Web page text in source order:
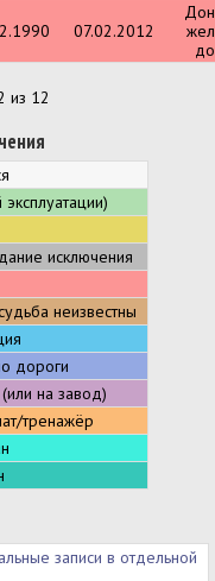
07.02.2012
из 12
исключения
неизвестны
дороги
на завод)
тренажёр
записи в отдельной